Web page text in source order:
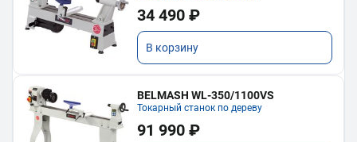
34 490 ₽
В корзину
BELMASH WL-350/1100VS
Токарный станок по дереву
91 990 ₽